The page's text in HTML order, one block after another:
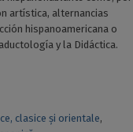
artística, alternancias
hispanoamericana o
y la Didáctica.
clasice și orientale,